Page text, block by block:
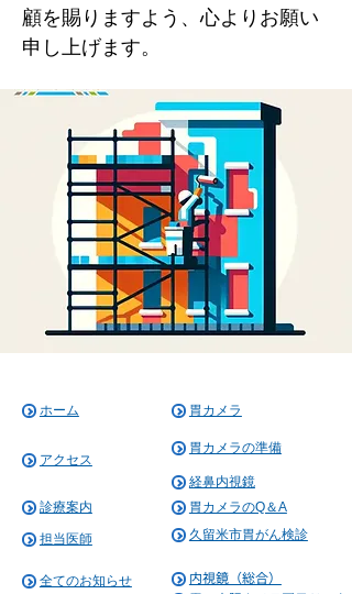
顧を賜りますよう、心よりお願い
申し上げます。
ホーム
アクセス
診療案内
担当医師
全てのお知らせ
胃カメラ
胃カメラの準備
経鼻内視鏡
胃カメラのQ＆A
久留米市胃がん検診
内視鏡（総合）